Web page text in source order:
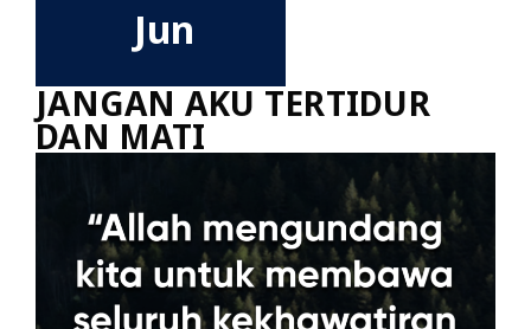
Jun
JANGAN AKU TERTIDUR
DAN MATI